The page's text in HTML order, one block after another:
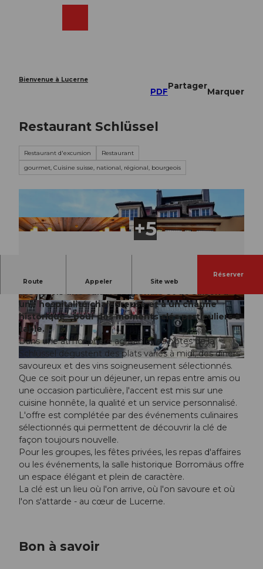
Bienvenue à Lucerne
PDF
Partager
Marquer
Restaurant Schlüssel
Restaurant d'excursion
Restaurant
gourmet, Cuisine suisse, national, régional, bourgeois
© Restaurant Schlüssel |CC-BY-NC-ND
© Michel Kiwic | CC-BY-NC-ND © Michel Kiwic | CC-BY-NC-ND
Route Appeler Site web
Réserver
Au cœur de la vieille ville de Lucerne, nous
associons une cuisine régionale et de saison à
une hospitalité chaleureuse et à un charme
historique - pour des moments clés particuliers à
table.
Dans une atmosphère agréable, les hôtes de la
Schlüssel dégustent des plats variés à midi, des dîners
savoureux et des vins soigneusement sélectionnés.
Que ce soit pour un déjeuner, un repas entre amis ou
une occasion particulière, l'accent est mis sur une
cuisine honnête, la qualité et un service personnalisé.
L'offre est complétée par des événements culinaires
sélectionnés qui permettent de découvrir la clé de
façon toujours nouvelle.
Pour les groupes, les fêtes privées, les repas d'affaires
ou les événements, la salle historique Borromäus offre
un espace élégant et plein de caractère.
La clé est un lieu où l'on arrive, où l'on savoure et où
l'on s'attarde - au cœur de Lucerne.
Bon à savoir